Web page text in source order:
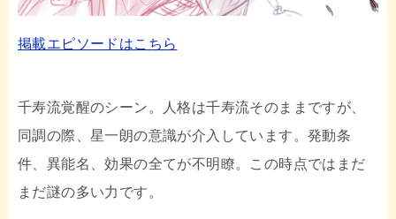
掲載エピソードはこちら
千寿流覚醒のシーン。人格は千寿流そのままですが、
同調の際、星一朗の意識が介入しています。発動条
件、異能名、効果の全てが不明瞭。この時点ではまだ
まだ謎の多い力です。